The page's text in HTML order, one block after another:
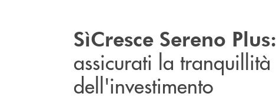
SìCresce Sereno Plus:
assicurati la tranquillità
dell'investimento